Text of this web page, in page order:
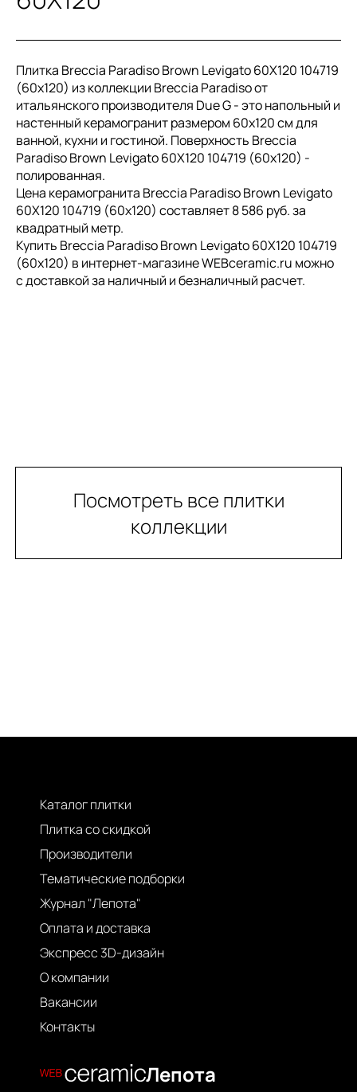
Плитка Breccia Paradiso Brown Levigato 60X120 104719
(60x120) из коллекции Breccia Paradiso от
итальянского производителя Due G - это напольный и
настенный керамогранит размером 60x120 см для
ванной, кухни и гостиной. Поверхность Breccia
Paradiso Brown Levigato 60X120 104719 (60x120) -
полированная.
Цена керамогранита Breccia Paradiso Brown Levigato
60X120 104719 (60x120) составляет 8 586 руб. за
квадратный метр.
Купить Breccia Paradiso Brown Levigato 60X120 104719
(60x120) в интернет-магазине WEBceramic.ru можно
с доставкой за наличный и безналичный расчет.
Посмотреть все плитки
коллекции
Каталог плитки
Плитка со скидкой
Производители
Тематические подборки
Журнал "Лепота"
Оплата и доставка
Экспресс 3D-дизайн
О компании
Вакансии
Контакты
Лепота